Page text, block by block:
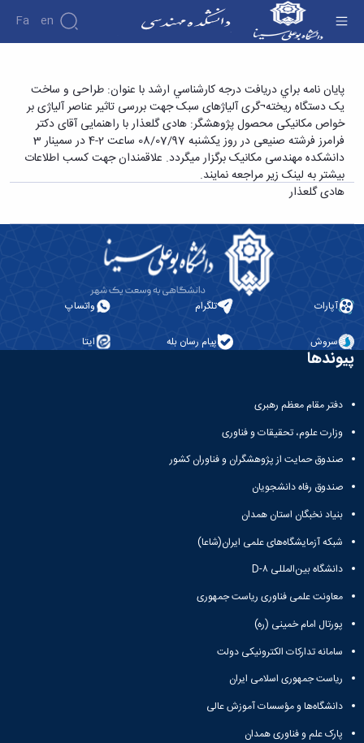
Fa En
دانشکده
درباره
دانشکده
تاریخچه
ریاست
دانشکده
آلبوم
عکس
آموزشی
پژوهشی
معاونت
تحصیلات
پژوهش
نشریات
پایان نامه برای دریافت درجه کارشناسی ارشد با
عنوان: طراحی و ساخت یک دستگاه ریخته¬گری
آلیاژهای سبک جهت بررسی تاثیر عناصر آلیاژی بر
خواص مکانیکی محصول پژوهشگر: هادی گلعذار -
دانشکده فنی و مهندسی
پايان نامه براي دريافت درجه كارشناسي ارشد با عنوان: طراحی و ساخت
یک دستگاه ریخته¬گری آلیاژهای سبک جهت بررسی تاثیر عناصر آلیاژی بر
خواص مکانیکی محصول پژوهشگر: هادی گلعذار با راهنمایی آقای دکتر
فرامرز فرشته صنیعی در روز یکشنبه 08/07/97 ساعت 2-4 در سمینار 3
دانشکده مهندسی مکانیک برگزار میگردد. علاقمندان جهت کسب اطلاعات
بیشتر به لینک زیر مراجعه نمایند.
هادی گلعذار
آپارات تلگرام واتساپ
سروش پیام رسان بله ایتا
پیوندها
دفتر مقام معظم رهبری
وزارت علوم، تحقیقات و فناوری
صندوق حمایت از پژوهشگران و فناوران کشور
صندوق رفاه دانشجویان
بنیاد نخبگان استان همدان
شبکه آزمایشگاه‌های علمی ایران(شاعا)
دانشگاه بین‌المللی D-۸
معاونت علمی فناوری ریاست جمهوری
پورتال امام خمینی (ره)
سامانه تدارکات الکترونیکی دولت
ریاست جمهوری اسلامی ایران
دانشگاه‌ها و مؤسسات آموزش عالی
پارک علم و فناوری همدان